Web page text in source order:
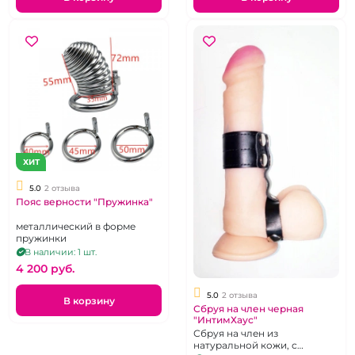
ХИТ
5.0 2 отзыва
Пояс верности "Пружинка"
металлический в форме
пружинки
В наличии: 1 шт.
4 200 pуб.
В корзину 5.0 2 отзыва
Сбруя на член черная
"ИнтимХаус"
Сбруя на член из
натуральной кожи, с